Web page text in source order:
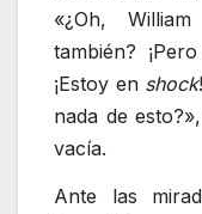
«¿Oh,
también?
¡Estoy en shock
nada de
vacía.
Ante las